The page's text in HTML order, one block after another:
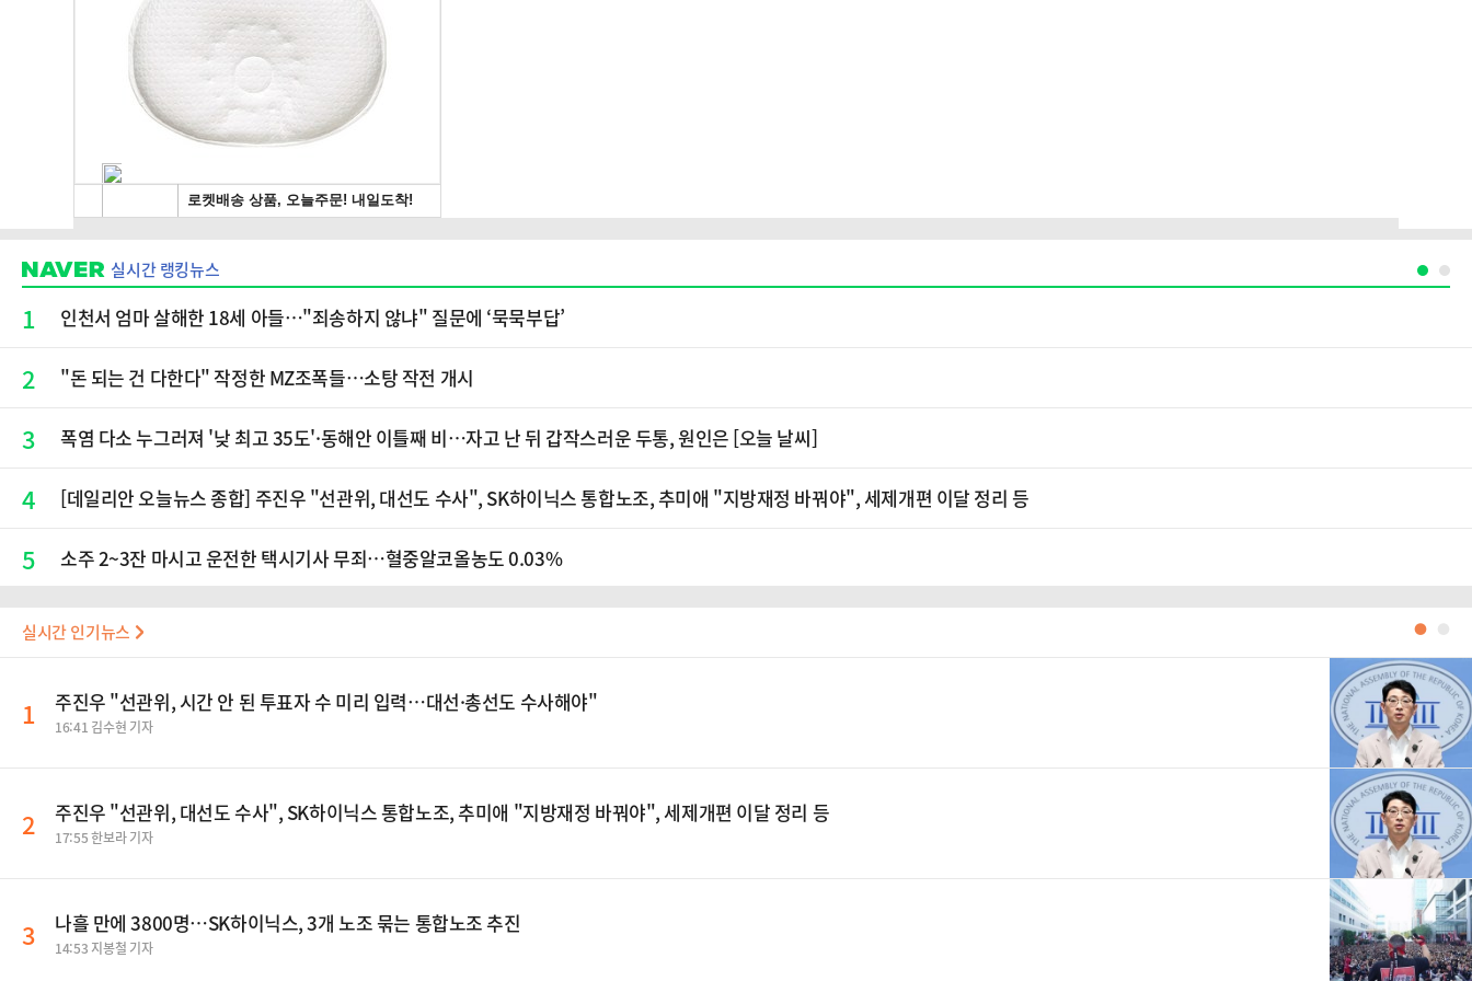
실시간 랭킹뉴스
1 인천서 엄마 살해한 18세 아들…"죄송하지 않냐" 질문에 ‘묵묵부답’
2 "돈 되는 건 다한다" 작정한 MZ조폭들…소탕 작전 개시
3 폭염 다소 누그러져 '낮 최고 35도'·동해안 이틀째 비…자고 난 뒤 갑작스러운 두통, 원인은 [오늘 날씨]
4 [데일리안 오늘뉴스 종합] 주진우 "선관위, 대선도 수사", SK하이닉스 통합노조, 추미애 "지방재정 바꿔야", 세제개편 이달 정리 등
5 소주 2~3잔 마시고 운전한 택시기사 무죄…혈중알코올농도 0.03%
실시간 인기뉴스 ●
1 주진우 "선관위, 시간 안 된 투표자 수 미리 입력…대선·총선도 수사해야"
16:41 김수현 기자
2 주진우 "선관위, 대선도 수사", SK하이닉스 통합노조, 추미애 "지방재정 바꿔야", 세제개편 이달 정리 등
17:55 한보라 기자
3 나흘 만에 3800명…SK하이닉스, 3개 노조 묶는 통합노조 추진
14:53 지봉철 기자